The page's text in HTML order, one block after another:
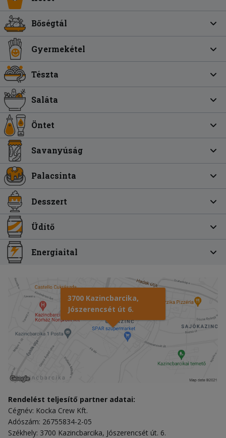
Bőségtál
Gyermekétel
Tészta
Saláta
Öntet
Savanyúság
Palacsinta
Desszert
Üdítő
Energiaital
3700 Kazincbarcika,
Jószerencsét út 6.
Rendelést teljesítő partner adatai:
Cégnév: Kocka Crew Kft.
Adószám: 26755834-2-05
Székhely: 3700 Kazincbarcika, Jószerencsét út. 6.